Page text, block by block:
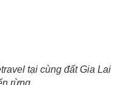
tại cùng đất Gia Lai
rừng